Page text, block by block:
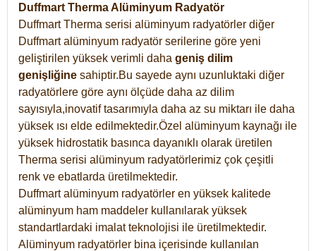
Duffmart Therma Alüminyum Radyatör
Duffmart Therma serisi alüminyum radyatörler diğer
Duffmart alüminyum radyatör serilerine göre yeni
geliştirilen yüksek verimli daha geniş dilim
genişliğine sahiptir.Bu sayede aynı uzunluktaki diğer
radyatörlere göre aynı ölçüde daha az dilim
sayısıyla,inovatif tasarımıyla daha az su miktarı ile daha
yüksek ısı elde edilmektedir.Özel alüminyum kaynağı ile
yüksek hidrostatik basınca dayanıklı olarak üretilen
Therma serisi alüminyum radyatörlerimiz çok çeşitli
renk ve ebatlarda üretilmektedir.
Duffmart alüminyum radyatörler en yüksek kalitede
alüminyum ham maddeler kullanılarak yüksek
standartlardaki imalat teknolojisi ile üretilmektedir.
Alüminyum radyatörler bina içerisinde kullanılan